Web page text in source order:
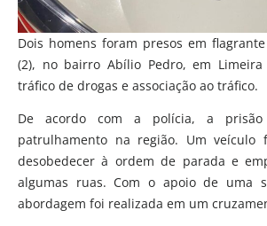
Dois homens foram presos em
(2), no bairro Abílio Pedro, em Limeira
tráfico de drogas e associação ao tráfico.
De acordo com a polícia, a prisão
patrulhamento na região. Um veículo
desobedecer à ordem de parada e
algumas ruas. Com o apoio de uma
abordagem foi realizada em um